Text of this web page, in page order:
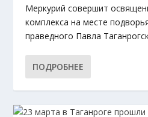
Меркурий совершит
комплекса на месте
праведного Павла
ПОДРОБНЕЕ